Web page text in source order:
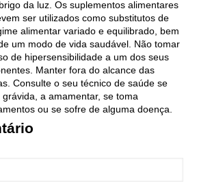
da luz. Os suplementos alimentares
ser utilizados como substitutos de
alimentar variado e equilibrado, bem
um modo de vida saudável. Não tomar
de hipersensibilidade a um dos seus
Manter fora do alcance das
Consulte o seu técnico de saúde se
grávida, a amamentar, se toma
ou se sofre de alguma doença.